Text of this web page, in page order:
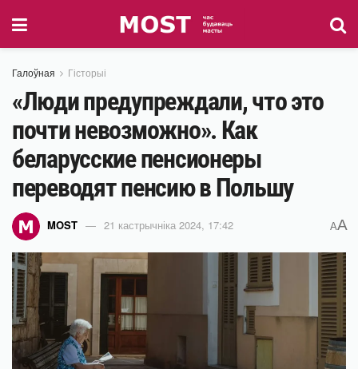
Галоўная Гісторыі
«Люди предупреждали, что это
почти невозможно». Как
беларусские пенсионеры
переводят пенсию в Польшу
MOST 21 кастрычніка 2024, 17:42 AA